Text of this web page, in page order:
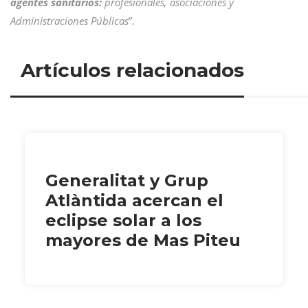
Administraciones Públicas”.
Artículos relacionados
Generalitat y Grup
Atlàntida acercan el
eclipse solar a los
mayores de Mas Piteu